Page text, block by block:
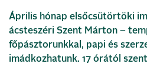
Április hónap elsőcsütörtöki
ácsteszéri Szent Márton –
főpásztorunkkal, papi és
imádkozhatunk. 17 órától